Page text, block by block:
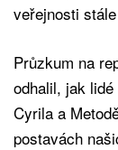
veřejnosti
Průzkum na
odhalil, jak
Cyrila a
postavách